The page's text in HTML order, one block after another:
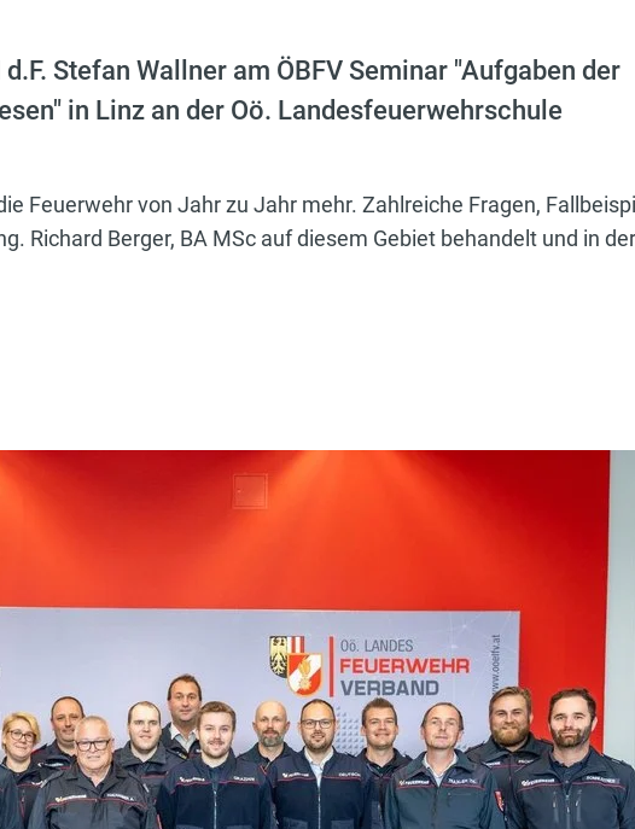
Stefan Wallner am ÖBFV Seminar "Aufgaben der
in Linz an der Oö. Landesfeuerwehrschule
Feuerwehr von Jahr zu Jahr mehr. Zahlreiche Fragen,
Richard Berger, BA MSc auf diesem Gebiet behandelt und in